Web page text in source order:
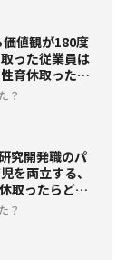
値観が180度
った従業員は
育休取ったら
？
究開発職のパ
を両立する、
取ったらどう
？